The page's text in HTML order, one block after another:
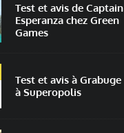
Test et avis de Captain
Esperanza chez Green
Games
Test et avis à Grabuge
à Superopolis